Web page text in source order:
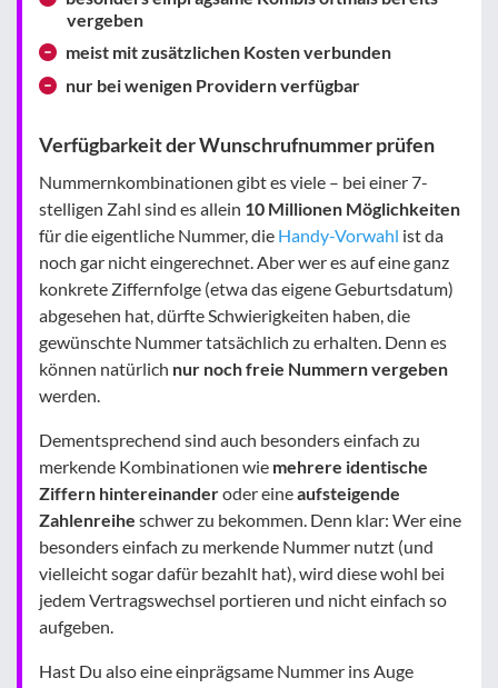
vergeben
meist mit zusätzlichen Kosten verbunden
nur bei wenigen Providern verfügbar
Verfügbarkeit der Wunschrufnummer prüfen
Nummernkombinationen gibt es viele – bei einer 7-
stelligen Zahl sind es allein 10 Millionen Möglichkeiten
für die eigentliche Nummer, die Handy-Vorwahl ist da
noch gar nicht eingerechnet. Aber wer es auf eine ganz
konkrete Ziffernfolge (etwa das eigene Geburtsdatum)
abgesehen hat, dürfte Schwierigkeiten haben, die
gewünschte Nummer tatsächlich zu erhalten. Denn es
können natürlich nur noch freie Nummern vergeben
werden.
Dementsprechend sind auch besonders einfach zu
merkende Kombinationen wie mehrere identische
Ziffern hintereinanderoder eineaufsteigende
Zahlenreihe schwer zu bekommen. Denn klar: Wer eine
besonders einfach zu merkende Nummer nutzt (und
vielleicht sogar dafür bezahlt hat), wird diese wohl bei
jedem Vertragswechsel portieren und nicht einfach so
aufgeben.
Hast Du also eine einprägsame Nummer ins Auge